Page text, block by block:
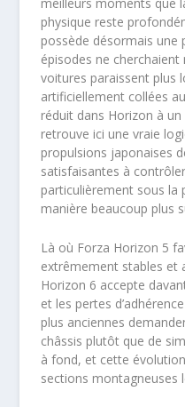
meilleurs moments que
physique reste
possède désormais une
épisodes ne
voitures paraissent plus
artificiellement collées
réduit dans Horizon à
retrouve ici une vraie
propulsions japonaises
satisfaisantes à
particulièrement sous la
manière beaucoup plus
Là où Forza Horizon 5
extrêmement stables et
Horizon 6 accepte
et les pertes
plus anciennes
châssis plutôt que de
à fond, et cette
sections montagneuses